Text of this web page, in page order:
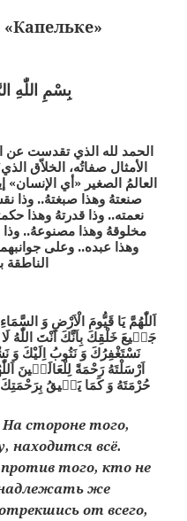
بِسْمِ اللّٰهِ
الحمد لله الذي تقدست عن
الأمثال صفاتُه، الخلاّق
العالمُ الصغير «أي الإنسان»
صنعتهُ وهذا صبغتهُ.. وذا
نعمته.. وذا قدرتهُ وهذا
مخلوقهُ وهذا مصنوعهُ..
وهذا عبده.. وعلى
الناطقة
اَللّٰهُمَّ يَا قَيُّومَ الْاَرْضِ وَ
جَمٖيعَ خَلْقِكَ بِاَنَّكَ اَنْتَ اللّٰهُ
نَسْتَغْفِرُكَ وَ نَتُوبُ اِلَيْكَ وَ
اَرْسَلْتَهُ رَحْمَةً لِلْعَالَمٖينَ
حُرْمَتَهُ وَ كَمَا يَلٖيقُ
На стороне того,
находится всё.
того, кто не
же
от всего,